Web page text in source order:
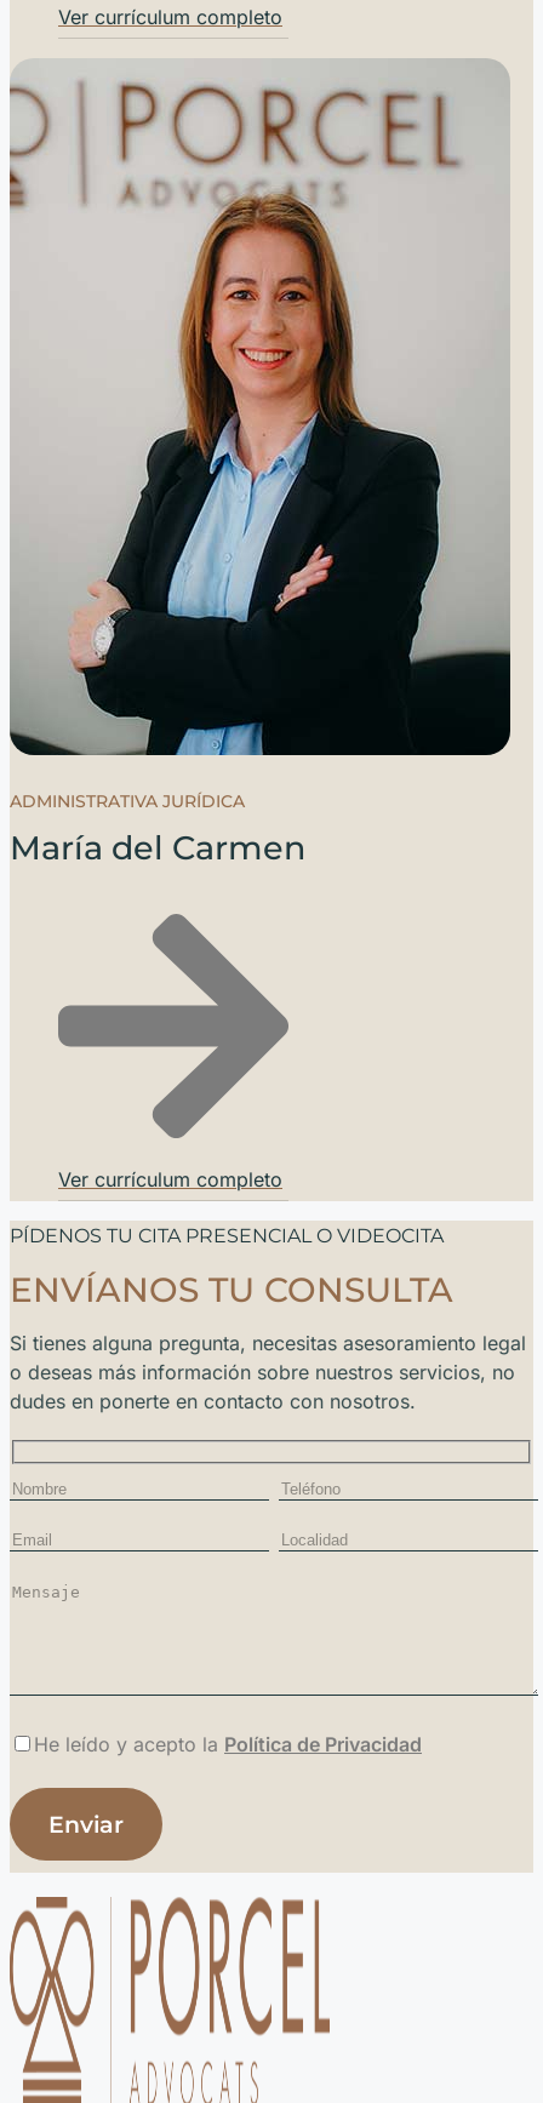
Ver currículum completo
ADMINISTRATIVA JURÍDICA
María del Carmen
Ver currículum completo
PÍDENOS TU CITA PRESENCIAL O VIDEOCITA
ENVÍANOS TU CONSULTA
Si tienes alguna pregunta, necesitas asesoramiento legal
o deseas más información sobre nuestros servicios, no
dudes en ponerte en contacto con nosotros.
He leído y acepto la Política de Privacidad